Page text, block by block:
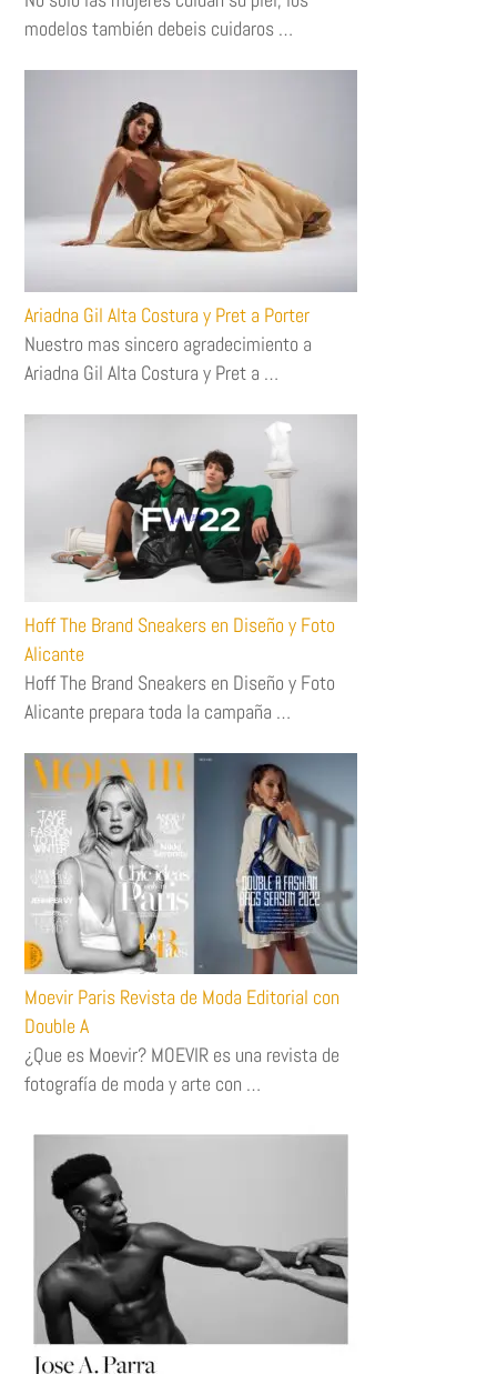
modelos también debeis cuidaros …
Ariadna Gil Alta Costura y Pret a Porter
Nuestro mas sincero agradecimiento a
Ariadna Gil Alta Costura y Pret a …
Hoff The Brand Sneakers en Diseño y Foto
Alicante
Hoff The Brand Sneakers en Diseño y Foto
Alicante prepara toda la campaña …
Moevir Paris Revista de Moda Editorial con
Double A
¿Que es Moevir? MOEVIR es una revista de
fotografía de moda y arte con …